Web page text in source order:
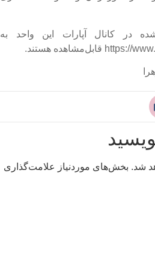
در کانال آپارات این واحد به
شد. بخش‌های موردنیاز علامت‌گذاری